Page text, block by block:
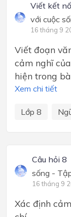
Viết kết
với cuộc
16 tháng 9
Viết đoạn
cảm nghĩ
hiện trong
Xem chi tiết
Lớp 8
Câu hỏi 8
sống -
16 tháng 9
Xác định